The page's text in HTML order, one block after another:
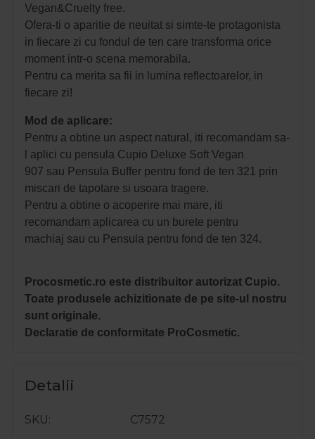
Vegan&Cruelty free.
Ofera-ti o aparitie de neuitat si simte-te protagonista
in fiecare zi cu fondul de ten care transforma orice
moment intr-o scena memorabila.
Pentru ca merita sa fii in lumina reflectoarelor, in
fiecare zi!
Mod de aplicare:
Pentru a obtine un aspect natural, iti recomandam sa-
l aplici cu pensula Cupio Deluxe Soft Vegan
907 sau Pensula Buffer pentru fond de ten 321 prin
miscari de tapotare si usoara tragere.
Pentru a obtine o acoperire mai mare, iti
recomandam aplicarea cu un burete pentru
machiaj sau cu Pensula pentru fond de ten 324.
Procosmetic.ro este distribuitor autorizat Cupio.
Toate produsele achizitionate de pe site-ul nostru
sunt originale.
Declaratie de conformitate ProCosmetic.
Detalii
SKU
C7572